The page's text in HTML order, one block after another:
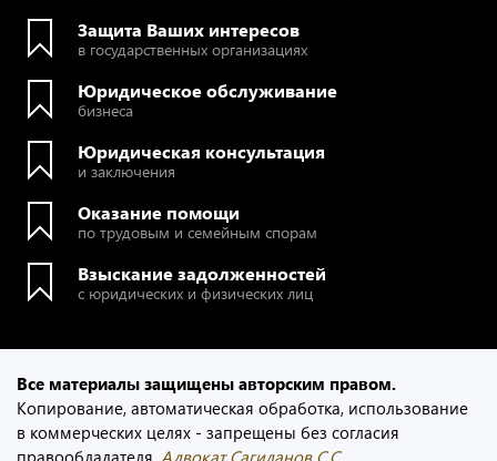
Защита Ваших интересов
в государственных организациях
Юридическое обслуживание
бизнеса
Юридическая консультация
и заключения
Оказание помощи
по трудовым и семейным спорам
Взыскание задолженностей
с юридических и физических лиц
Все материалы защищены авторским правом.
Копирование, автоматическая обработка, использование
в коммерческих целях - запрещены без согласия
правообладателя. Адвокат Сагиданов С.С.